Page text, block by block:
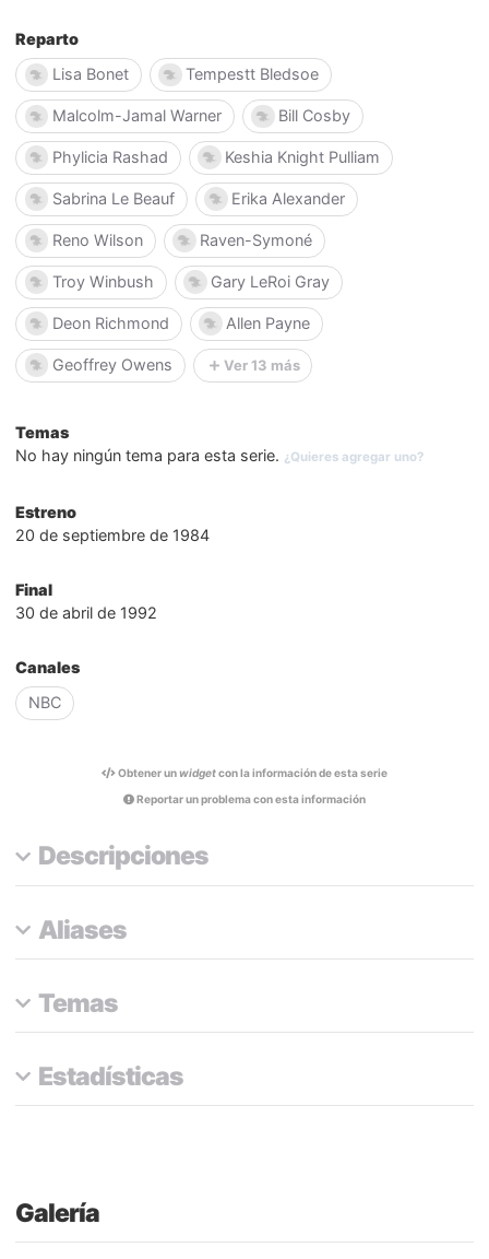
Reparto
Lisa Bonet
Tempestt Bledsoe
Malcolm-Jamal Warner Bill Cosby
Phylicia Rashad Keshia Knight Pulliam
Sabrina Le Beauf Erika Alexander
Reno Wilson Raven-Symoné
Troy Winbush Gary LeRoi Gray
Deon Richmond Allen Payne
Geoffrey Owens Ver 13 más
Temas
No hay ningún tema para esta serie. ¿Quieres agregar uno?
Estreno
20 de septiembre de 1984
Final
30 de abril de 1992
Canales
NBC
Obtener unwidgetcon la información de esta serie
Reportar un problema con esta información
Descripciones
Aliases
Temas
Estadísticas
Galería